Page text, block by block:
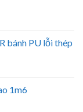
bánh PU lỗi thép
1m6